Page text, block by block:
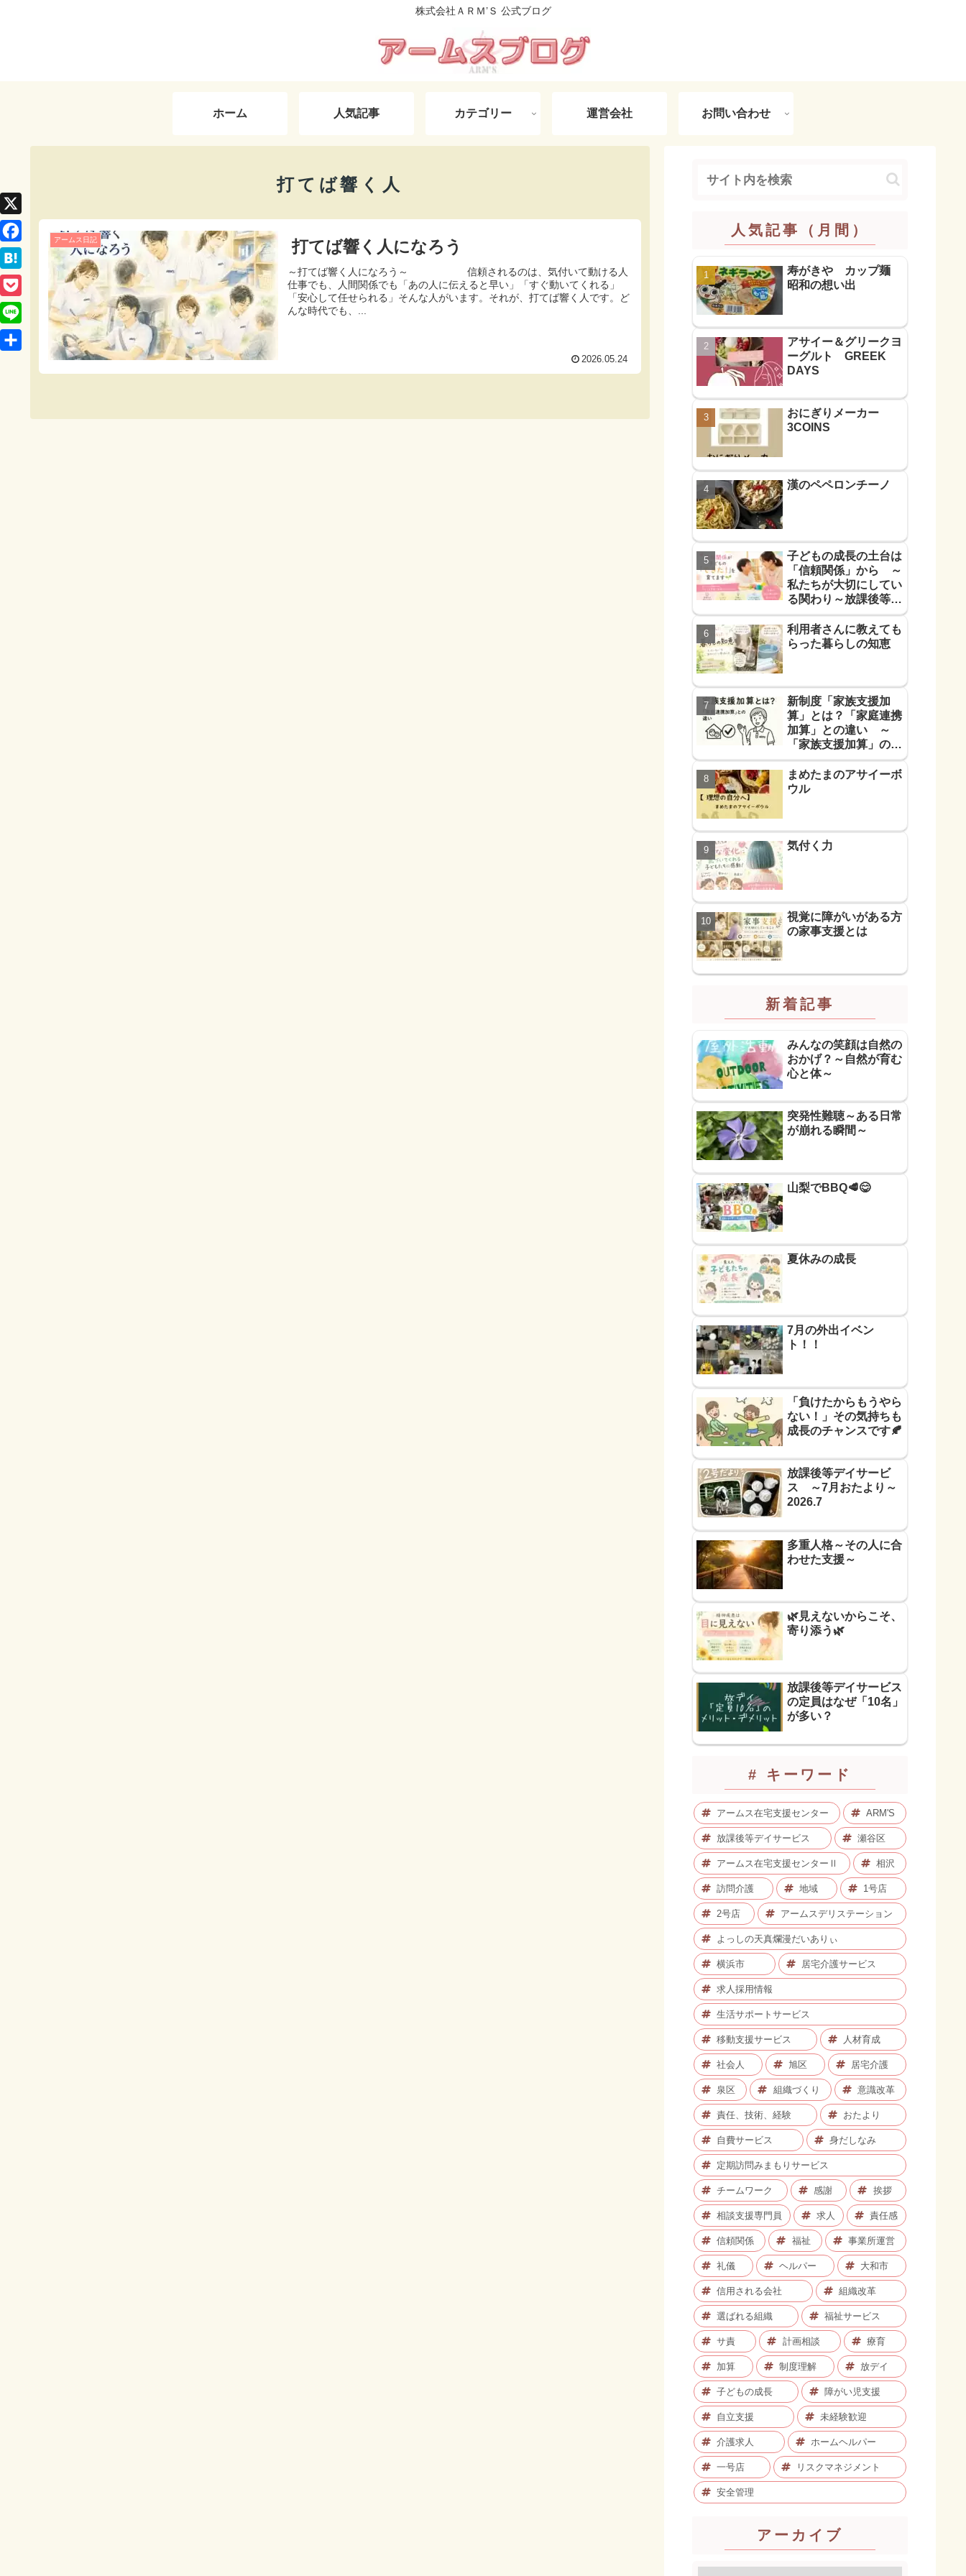
株式会社ＡＲＭ’Ｓ 公式ブログ
ホーム 人気記事 カテゴリー 運営会社 お問い合わせ
打てば響く人
アームス日記 打てば響く人になろう
～打てば響く人になろう～ 信頼されるのは、気付いて動ける人
仕事でも、人間関係でも「あの人に伝えると早い」「すぐ動いてくれる」
「安心して任せられる」そんな人がいます。それが、打てば響く人です。ど
んな時代でも、...
2026.05.24
X
F
a
c
e
b
H
a
t
e
P
o
c
L
人気記事（月間）
寿がきや カップ麺
昭和の想い出
アサイー＆グリークヨ
ーグルト GREEK
DAYS
おにぎりメーカー
3COINS
漢のペペロンチーノ
子どもの成長の土台は
「信頼関係」から ～
私たちが大切にしてい
る関わり～放課後等デ
イサービス
利用者さんに教えても
らった暮らしの知恵
新制度「家族支援加
算」とは？「家庭連携
加算」との違い ～
「家族支援加算」の算
定要件と支援方法！を
解説します～
まめたまのアサイーボ
ウル
気付く力
視覚に障がいがある方
の家事支援とは
新着記事
みんなの笑顔は自然の
おかげ？～自然が育む
心と体～
突発性難聴～ある日常
が崩れる瞬間～
山梨でBBQ🥩😋
夏休みの成長
7月の外出イベン
ト！！
「負けたからもうやら
ない！」その気持ちも
成長のチャンスです🍂
放課後等デイサービ
ス ～7月おたより～
2026.7
多重人格～その人に合
わせた支援～
🌿見えないからこそ、
寄り添う🌿
放課後等デイサービス
の定員はなぜ「10名」
が多い？
# キーワード
アームス在宅支援センター ARM'S
放課後等デイサービス 瀬谷区
アームス在宅支援センターⅡ 相沢
訪問介護 地域 1号店
2号店 アームスデリステーション
よっしの天真爛漫だいありぃ
横浜市 居宅介護サービス
求人採用情報
生活サポートサービス
移動支援サービス 人材育成
社会人 旭区 居宅介護
泉区 組織づくり 意識改革
責任、技術、経験 おたより
自費サービス 身だしなみ
定期訪問みまもりサービス
チームワーク 感謝 挨拶
相談支援専門員 求人 責任感
信頼関係 福祉 事業所運営
礼儀 ヘルパー 大和市
信用される会社 組織改革
選ばれる組織 福祉サービス
サ責 計画相談 療育
加算 制度理解 放デイ
子どもの成長 障がい児支援
自立支援 未経験歓迎
介護求人 ホームヘルパー
一号店 リスクマネジメント
安全管理
アーカイブ